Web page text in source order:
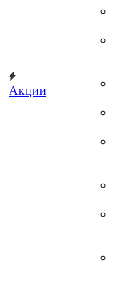
Акции